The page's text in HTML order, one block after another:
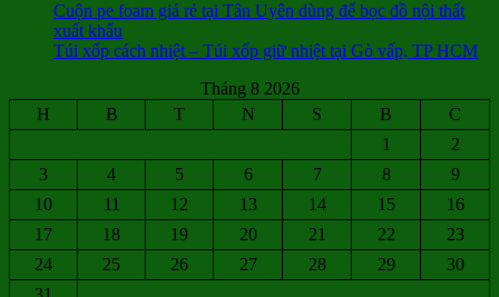
Cuộn pe foam giá rẻ tại Tân Uyên dùng để bọc đồ nội thất
xuất khẩu
Túi xốp cách nhiệt – Túi xốp giữ nhiệt tại Gò vấp, TP HCM
Tháng 8 2026
H
B T N S B
C
1
2
3
4 5 6 7 8
9
10
11 12 13 14 15
16
17
18 19 20 21 22
23
24
25 26 27 28 29
30